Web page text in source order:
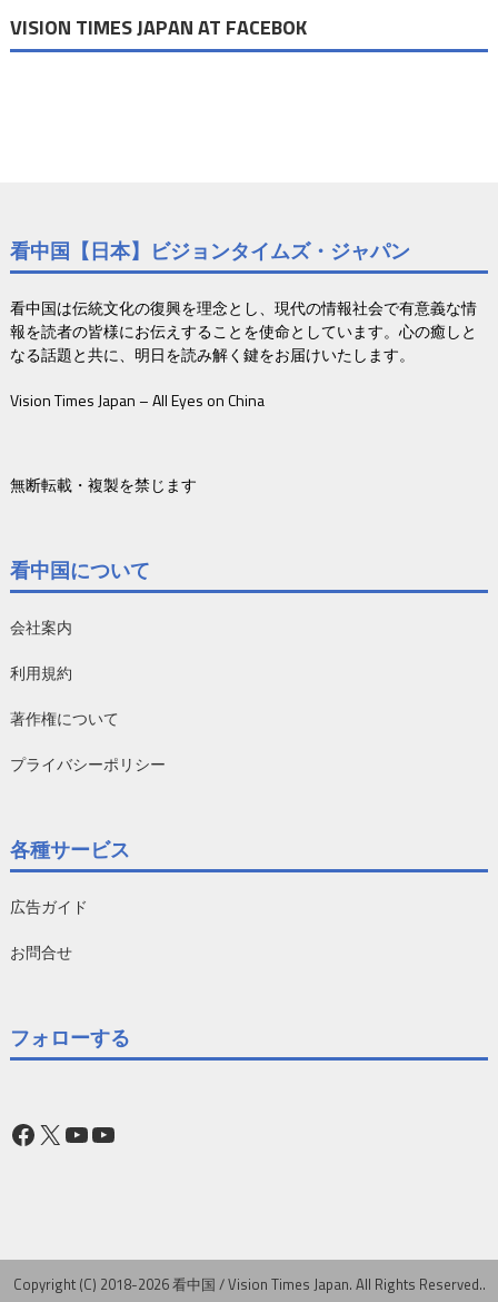
VISION TIMES JAPAN AT FACEBOK
看中国【日本】ビジョンタイムズ・ジャパン
看中国は伝統文化の復興を理念とし、現代の情報社会で有意義な情
報を読者の皆様にお伝えすることを使命としています。心の癒しと
なる話題と共に、明日を読み解く鍵をお届けいたします。
Vision Times Japan – All Eyes on China
無断転載・複製を禁じます
看中国について
会社案内
利用規約
著作権について
プライバシーポリシー
各種サービス
広告ガイド
お問合せ
フォローする
Facebook
X YouTube
YouTube
Copyright (C) 2018-2026 看中国 / Vision Times Japan. All Rights Reserved..